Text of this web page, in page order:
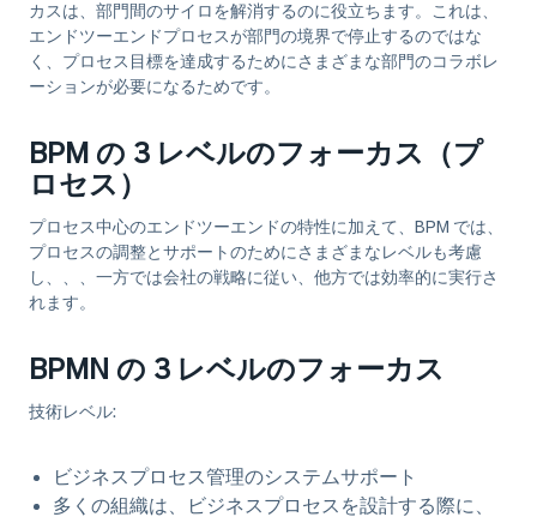
カスは、部門間のサイロを解消するのに役立ちます。これは、
エンドツーエンドプロセスが部門の境界で停止するのではな
く、プロセス目標を達成するためにさまざまな部門のコラボレ
ーションが必要になるためです。
BPM の 3 レベルのフォーカス（プ
ロセス）
プロセス中心のエンドツーエンドの特性に加えて、BPM では、
プロセスの調整とサポートのためにさまざまなレベルも考慮
し、、、一方では会社の戦略に従い、他方では効率的に実行さ
れます。
BPMN の 3 レベルのフォーカス
技術レベル:
ビジネスプロセス管理のシステムサポート
多くの組織は、ビジネスプロセスを設計する際に、